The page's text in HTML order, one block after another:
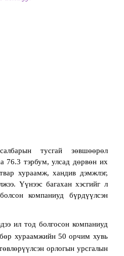
тусгай зөвшөөрөл
76.3 тэрбум, улсад дөрвөн их
хураамж, хандив дэмжлэг,
Үүнээс багахан хэсгийг л
компаниуд бүрдүүлсэн
ил тод болгосон компаниуд
хураамжийн 50 орчим хувь
орлогын урсгалын